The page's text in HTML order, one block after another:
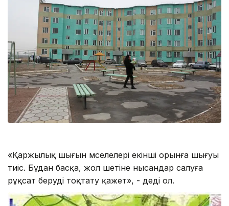
«Қаржылық шығын мәселелері екінші орынға шығуы
тиіс. Бұдан басқа, жол шетіне нысандар салуға
рұқсат беруді тоқтату қажет», - деді ол.